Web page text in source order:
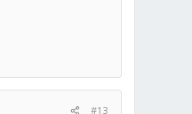
#13